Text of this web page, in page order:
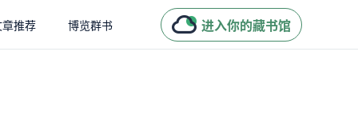
章推荐 博览群书 进入你的藏书馆